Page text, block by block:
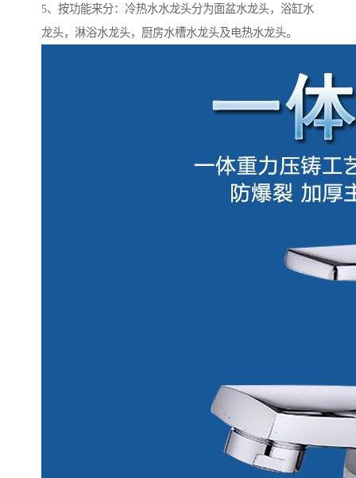
5、按功能来分：冷热水水龙头分为面盆水龙头，浴缸水
龙头，淋浴水龙头，厨房水槽水龙头及电热水龙头。